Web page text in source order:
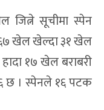
जित्ने सूचीमा स्पेन
६७ खेल खेल्दा ३१ खेल
१७ खेल बराबरी
छ । स्पेनले १६ पटक